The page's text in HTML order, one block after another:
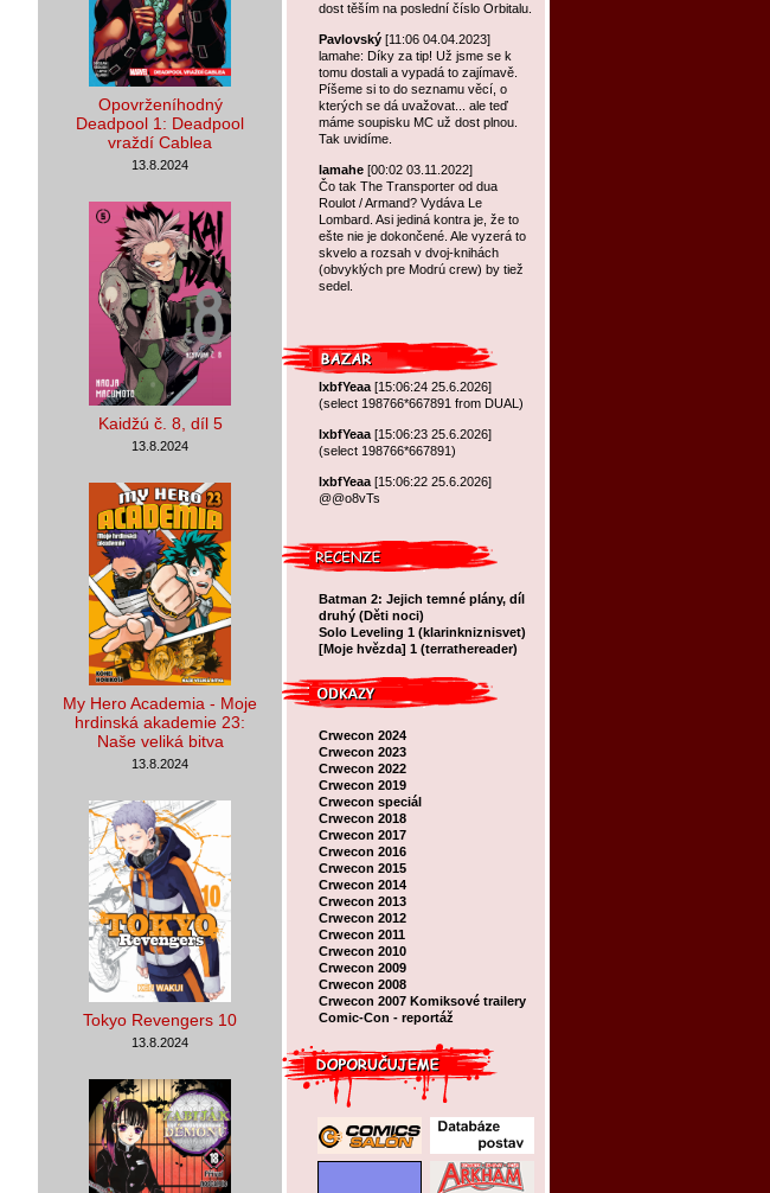
dost těším na poslední číslo Orbitalu.
Pavlovský [11:06 04.04.2023]
lamahe: Díky za tip! Už jsme se k
tomu dostali a vypadá to zajímavě.
Píšeme si to do seznamu věcí, o
kterých se dá uvažovat... ale teď
máme soupisku MC už dost plnou.
Tak uvidíme.
lamahe [00:02 03.11.2022]
Čo tak The Transporter od dua
Roulot / Armand? Vydáva Le
Lombard. Asi jediná kontra je, že to
ešte nie je dokončené. Ale vyzerá to
skvelo a rozsah v dvoj-knihách
(obvyklých pre Modrú crew) by tiež
sedel.
lxbfYeaa [15:06:24 25.6.2026]
(select 198766*667891 from DUAL)
lxbfYeaa [15:06:23 25.6.2026]
(select 198766*667891)
lxbfYeaa [15:06:22 25.6.2026]
@@o8vTs
Batman 2: Jejich temné plány, díl
druhý (Děti noci)
Solo Leveling 1 (klarinkniznisvet)
[Moje hvězda] 1 (terrathereader)
Crwecon 2024
Crwecon 2023
Crwecon 2022
Crwecon 2019
Crwecon speciál
Crwecon 2018
Crwecon 2017
Crwecon 2016
Crwecon 2015
Crwecon 2014
Crwecon 2013
Crwecon 2012
Crwecon 2011
Crwecon 2010
Crwecon 2009
Crwecon 2008
Crwecon 2007 Komiksové trailery
Comic-Con - reportáž
Opovrženíhodný
Deadpool 1: Deadpool
vraždí Cablea
13.8.2024
Kaidžú č. 8, díl 5
13.8.2024
My Hero Academia - Moje
hrdinská akademie 23:
Naše veliká bitva
13.8.2024
Tokyo Revengers 10
13.8.2024